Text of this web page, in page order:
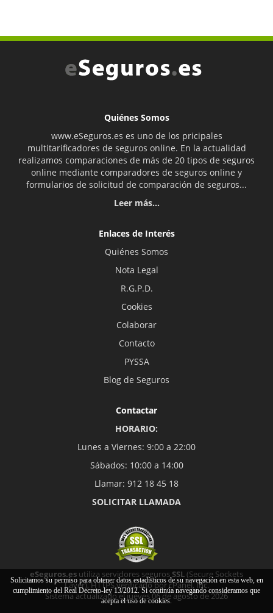
Quiénes Somos
www.eSeguros.es es uno de los pricipales
multitarificadores de seguros online. En la actualidad
realizamos comparaciones de más de 20 tipos de seguros
online mediante comparadores de seguros online y
formularios de solicitud de comparación de seguros...
Leer más...
Enlaces de Interés
Quiénes Somos
Nota Legal
R.G.P.D.
Cookies
Colaborar
Contacto
PYSSA
Blog de Seguros
Contactar
HORARIO:
Lunes a Viernes: 9:00 a 22:00
Sábados: 10:00 a 14:00
Llamar: 912 18 45 18
SOLICITAR LLAMADA
eSeguros.es utiliza servidores seguros SSL(Secure Sockets
Layer), HTTPS verificado por cPanel, Inc.
Sistema actualizado el jueves 06 de agosto de 2026
Solicitamos su permiso para obtener datos estadísticos de su navegación en esta web, en
cumplimiento del Real Decreto-ley 13/2012. Si continúa navegando consideramos que
acepta el uso de cookies.